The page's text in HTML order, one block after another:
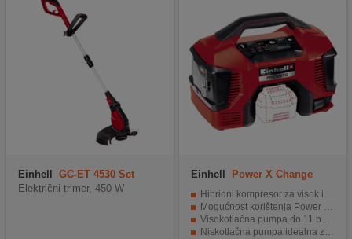
Einhell
GC-ET 4530 Set
Električni trimer, 450 W
Einhell
Power X Change
Hibridni kompresor za visok i niski tlak
Mogućnost korištenja Power X-Change baterije
Visokotlačna pumpa do 11 bar-a s automatskim isključenjem
Niskotlačna pumpa idealna za pumpanje madraca i gumenih čamaca